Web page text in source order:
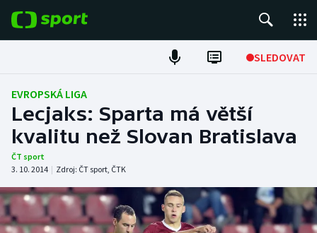
SLEDOVAT
Fotbal
Hokej
Tenis
Atletika
Cyklistika
EVROPSKÁ LIGA
Lecjaks: Sparta má větší
kvalitu než Slovan Bratislava
ČT sport
3. 10. 2014 | Zdroj: ČT sport, ČTK